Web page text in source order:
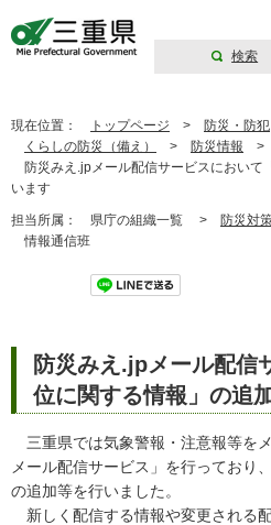
検索
現在位置： トップページ > 防災・防犯
くらしの防災（備え）
> 防災情報 >
防災みえ.jpメール配信サービスにおいて
います
担当所属： 県庁の組織一覧 > 防災対
情報通信班
防災みえ.jpメール配信
位に関する情報」の追
三重県では気象警報・注意報等を
メール配信サービス」を行っており
の追加等を行いました。
新しく配信する情報や変更される